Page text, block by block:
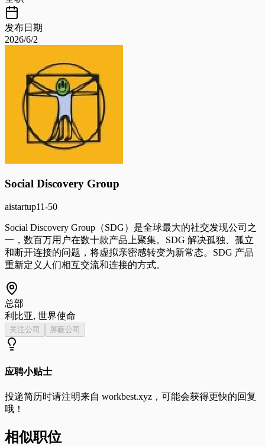
发布日期
2026/6/2
Social Discovery Group
aistartup11-50
Social Discovery Group（SDG）是全球最大的社交发现公司之
一，数百万用户在数十款产品上聚集。SDG 解决孤独、孤立
和断开连接的问题，将虚拟亲密感转变为新常态。SDG 产品
重新定义人们相互交流和连接的方式。
总部
利比亚, 世界使命
关注公司 屏蔽公司
应聘小贴士
投递简历时请注明来自 workbest.xyz ，可能会获得更快的回复
哦！
相似职位